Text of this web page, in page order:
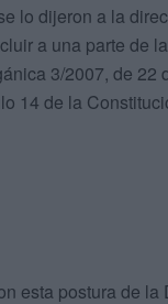
lo dijeron a la
a una parte de
3/2007, de 22
14 de la
esta postura de